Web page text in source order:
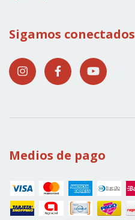
Sigamos conectados
Medios de pago